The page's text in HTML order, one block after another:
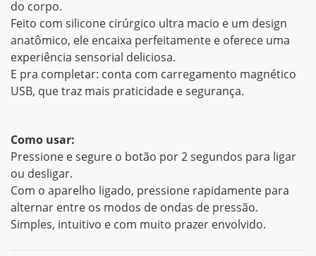
do corpo.
Feito com silicone cirúrgico ultra macio e um design
anatômico, ele encaixa perfeitamente e oferece uma
experiência sensorial deliciosa.
E pra completar: conta com carregamento magnético
USB, que traz mais praticidade e segurança.
Como usar:
Pressione e segure o botão por 2 segundos para ligar
ou desligar.
Com o aparelho ligado, pressione rapidamente para
alternar entre os modos de ondas de pressão.
Simples, intuitivo e com muito prazer envolvido.